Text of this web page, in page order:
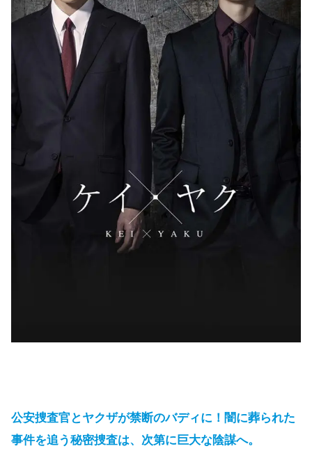
公安捜査官とヤクザが禁断のバディに！闇に葬られた
事件を追う秘密捜査は、次第に巨大な陰謀へ。